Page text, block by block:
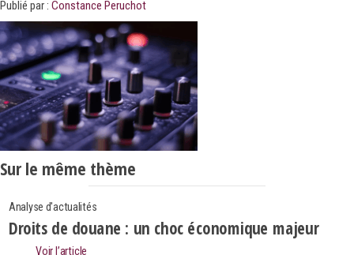
Publié par : Constance Peruchot
Sur le même thème
Analyse d'actualités
Droits de douane : un choc économique majeur
Voir l’article